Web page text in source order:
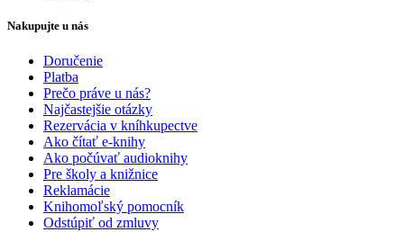
Nakupujte u nás
Doručenie
Platba
Prečo práve u nás?
Najčastejšie otázky
Rezervácia v kníhkupectve
Ako čítať e-knihy
Ako počúvať audioknihy
Pre školy a knižnice
Reklamácie
Knihomoľský pomocník
Odstúpiť od zmluvy